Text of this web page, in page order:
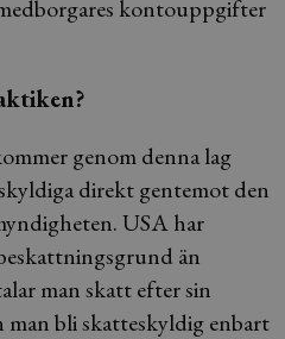
kontouppgifter
genom denna lag
direkt gentemot den
USA har
än
man skatt efter sin
man bli skatteskyldig enbart